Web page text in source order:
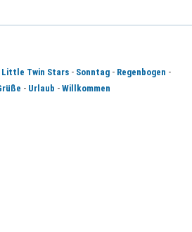
Little Twin Stars- Sonntag- Regenbogen -
- Urlaub - Willkommen